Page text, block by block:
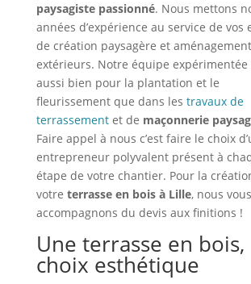
paysagiste passionné. Nous mettons
années d’expérience au service de vos
de création paysagère et
extérieurs. Notre équipe
aussi bien pour la plantation et le
fleurissement que dans les travaux de
terrassementet de maçonnerie
Faire appel à nous c’est faire le choix
entrepreneur polyvalent présent à
étape de votre chantier. Pour la
votre terrasse en bois à Lille, nous vous
accompagnons du devis aux finitions !
Une terrasse en bois,
choix esthétique